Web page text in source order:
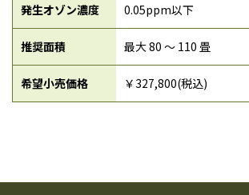
発生オゾン濃度 0.05ppm以下
推奨面積 最大 80 〜 110 畳
希望小売価格 ￥327,800(税込)